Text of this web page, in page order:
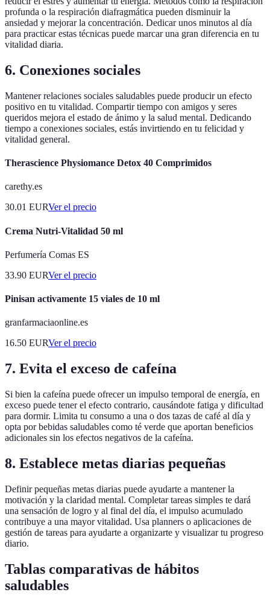
profunda o la respiración diafragmática pueden disminuir la
ansiedad y mejorar la concentración. Dedicar unos minutos al día
para practicar estas técnicas puede marcar una gran diferencia en tu
vitalidad diaria.
6. Conexiones sociales
Mantener relaciones sociales saludables puede producir un efecto
positivo en tu vitalidad. Compartir tiempo con amigos y seres
queridos mejora el estado de ánimo y la salud mental. Dedicando
tiempo a conexiones sociales, estás invirtiendo en tu felicidad y
vitalidad general.
Therascience Physiomance Detox 40 Comprimidos
carethy.es
30.01 EURVer el precio
Crema Nutri-Vitalidad 50 ml
Perfumería Comas ES
33.90 EURVer el precio
Pinisan activamente 15 viales de 10 ml
granfarmaciaonline.es
16.50 EURVer el precio
7. Evita el exceso de cafeína
Si bien la cafeína puede ofrecer un impulso temporal de energía, en
exceso puede tener el efecto contrario, causándote fatiga y dificultad
para dormir. Limita tu consumo a una o dos tazas de café al día y
opta por bebidas saludables como té verde que aportan beneficios
adicionales sin los efectos negativos de la cafeína.
8. Establece metas diarias pequeñas
Definir pequeñas metas diarias puede ayudarte a mantener la
motivación y la claridad mental. Completar tareas simples te dará
una sensación de logro y al final del día, el impulso acumulado
contribuye a una mayor vitalidad. Usa planners o aplicaciones de
gestión de tareas para ayudarte a organizarte y visualizar tu progreso
diario.
Tablas comparativas de hábitos
saludables